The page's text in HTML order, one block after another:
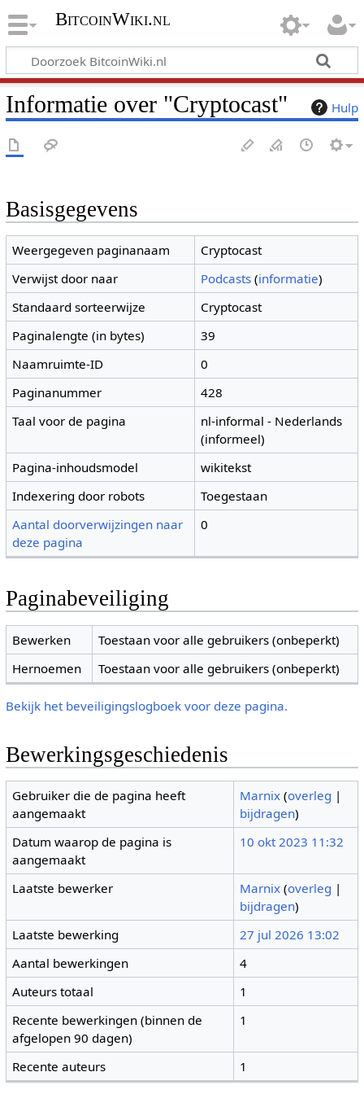
BitcoinWiki.nl
Hulp
Informatie over "Cryptocast"
Basisgegevens
Weergegeven paginanaam
Cryptocast
Verwijst door naar
Podcasts (informatie)
Standaard sorteerwijze
Cryptocast
Paginalengte (in bytes)
39
Naamruimte-ID
0
Paginanummer
428
Taal voor de pagina
nl-informal - Nederlands
(informeel)
Pagina-inhoudsmodel
wikitekst
Indexering door robots
Toegestaan
Aantal doorverwijzingen naar
deze pagina
0
Paginabeveiliging
Bewerken
Toestaan voor alle gebruikers (onbeperkt)
Hernoemen
Toestaan voor alle gebruikers (onbeperkt)
Bekijk het beveiligingslogboek voor deze pagina.
Bewerkingsgeschiedenis
Gebruiker die de pagina heeft
aangemaakt
Marnix (overleg |
bijdragen)
Datum waarop de pagina is
aangemaakt
10 okt 2023 11:32
Laatste bewerker Marnix (overleg |
bijdragen)
Laatste bewerking
27 jul 2026 13:02
Aantal bewerkingen
4
Auteurs totaal
1
Recente bewerkingen (binnen de
afgelopen 90 dagen)
1
Recente auteurs 1